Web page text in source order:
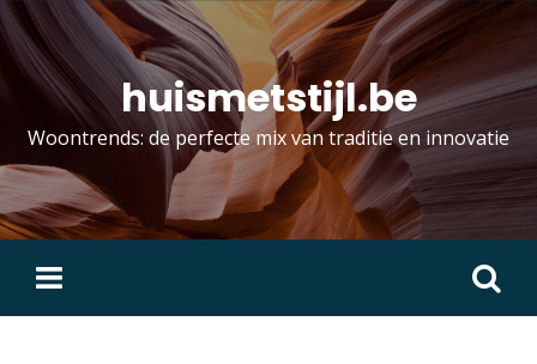
Skip
to
content
huismetstijl.be
Woontrends: de perfecte mix van traditie en innovatie
Zoeken
naar: